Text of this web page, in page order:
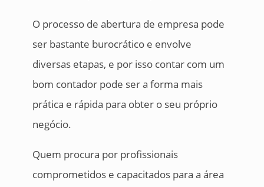
O processo de abertura de empresa pode
ser bastante burocrático e envolve
diversas etapas, e por isso contar com um
bom contador pode ser a forma mais
prática e rápida para obter o seu próprio
negócio.
Quem procura por profissionais
comprometidos e capacitados para a área